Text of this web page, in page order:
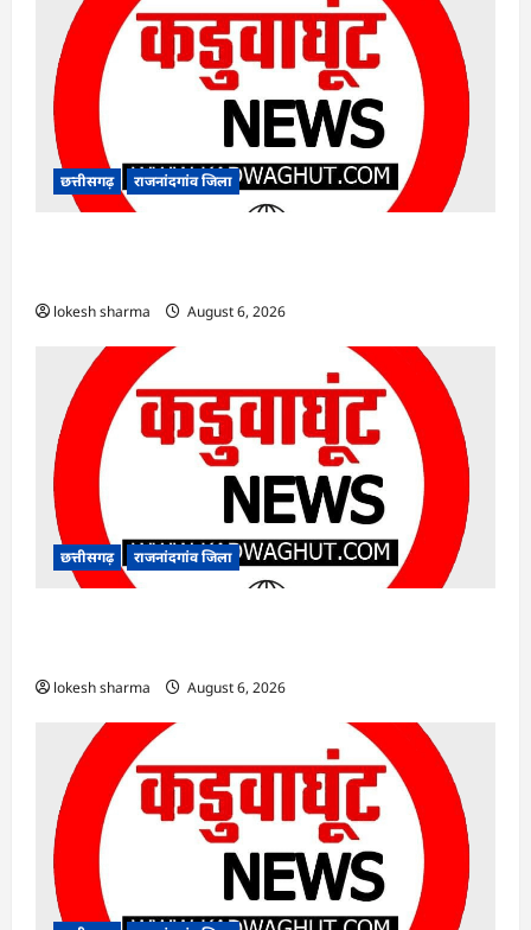
छत्तीसगढ़ राजनांदगांव जिला
lokesh sharma August 6, 2026
छत्तीसगढ़ राजनांदगांव जिला
lokesh sharma August 6, 2026